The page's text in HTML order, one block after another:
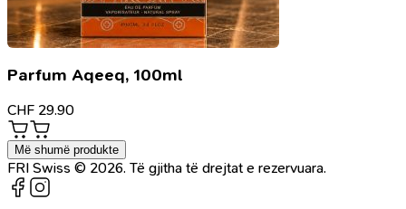
Parfum Aqeeq, 100ml
CHF 29.90
Më shumë produkte
FRI Swiss © 2026. Të gjitha të drejtat e rezervuara.